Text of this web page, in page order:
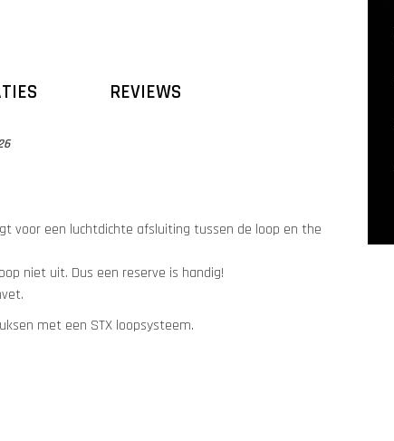
REVIEWS
voor een luchtdichte afsluiting tussen de loop en the
niet uit. Dus een reserve is handig!
met een STX loopsysteem.